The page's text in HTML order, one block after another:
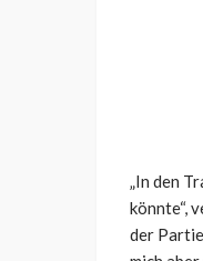
„In den
könnte“,
der